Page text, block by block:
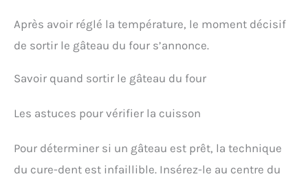
Après avoir réglé la température, le moment décisif
de sortir le gâteau du four s’annonce.
Savoir quand sortir le gâteau du four
Les astuces pour vérifier la cuisson
Pour déterminer si un gâteau est prêt, la technique
du cure-dent est infaillible. Insérez-le au centre du